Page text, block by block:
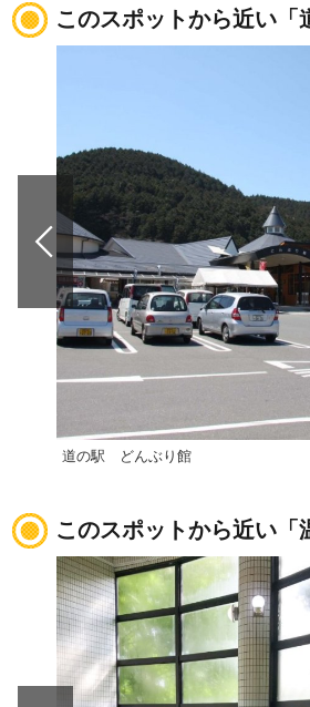
このスポットから近い「
道の駅 どんぶり館
このスポットから近い「